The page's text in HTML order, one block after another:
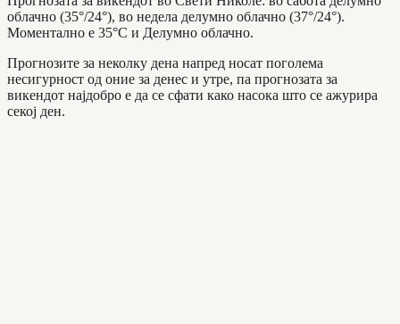
облачно (35°/24°), во недела делумно облачно (37°/24°).
Моментално е 35°C и Делумно облачно.
Прогнозите за неколку дена напред носат поголема
несигурност од оние за денес и утре, па прогнозата за
викендот најдобро е да се сфати како насока што се ажурира
секој ден.